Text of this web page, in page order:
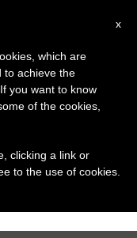
2012
x
which are
to achieve the
you want to know
of the cookies,
clicking a link or
to the use of cookies.